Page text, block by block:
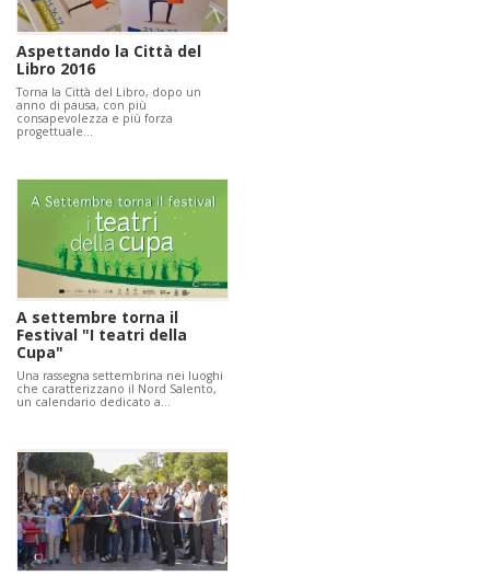
Aspettando la Città del
Libro 2016
Torna la Città del Libro, dopo un
anno di pausa, con più
consapevolezza e più forza
progettuale…
A settembre torna il
Festival "I teatri della
Cupa"
Una rassegna settembrina nei luoghi
che caratterizzano il Nord Salento,
un calendario dedicato a…